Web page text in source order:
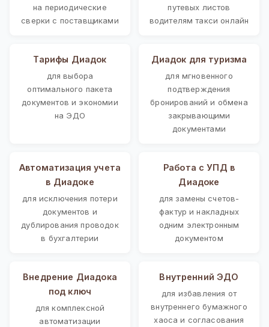
на периодические
сверки с поставщиками
путевых листов
водителям такси онлайн
Тарифы Диадок
для выбора
оптимального пакета
документов и экономии
на ЭДО
Диадок для туризма
для мгновенного
подтверждения
бронирований и обмена
закрывающими
документами
Автоматизация учета
в Диадоке
для исключения потери
документов и
дублирования проводок
в бухгалтерии
Работа с УПД в
Диадоке
для замены счетов-
фактур и накладных
одним электронным
документом
Внедрение Диадока
под ключ
для комплексной
автоматизации
Внутренний ЭДО
для избавления от
внутреннего бумажного
хаоса и согласования